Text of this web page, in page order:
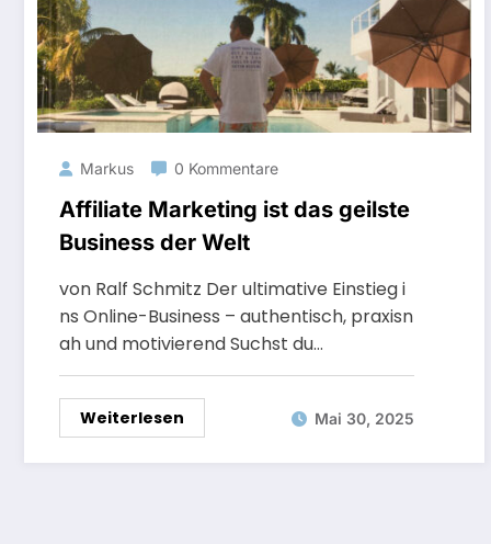
Markus 0 Kommentare
Affiliate Marketing ist das geilste
Business der Welt
von Ralf Schmitz Der ultimative Einstieg i
ns Online-Business – authentisch, praxisn
ah und motivierend Suchst du…
Weiterlesen Mai 30, 2025